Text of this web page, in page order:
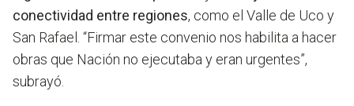
conectividad entre regiones, como el Valle de Uco y
San Rafael. “Firmar este convenio nos habilita a hacer
obras que Nación no ejecutaba y eran urgentes”,
subrayó.